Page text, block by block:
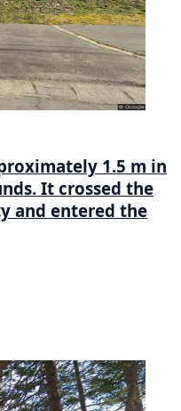
1.5 m in
It crossed the
and entered the